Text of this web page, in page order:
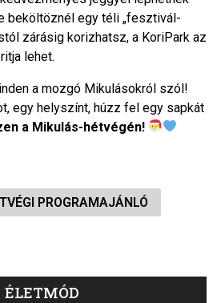
beköltöznél egy téli „fesztivál-
zárásig korizhatsz, a KoriPark az
lehet.
a mozgó Mikulásokról szól!
egy helyszínt, húzz fel egy sapkát
a Mikulás-hétvégén!
PROGRAMAJÁNLÓ
ÉLETMÓD